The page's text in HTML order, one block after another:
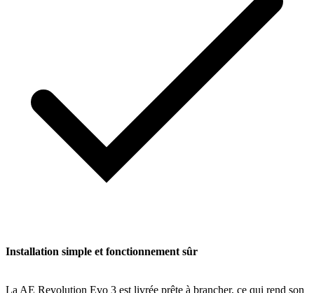
Installation simple et fonctionnement sûr
La AE Revolution Evo 3 est livrée prête à brancher, ce qui rend son